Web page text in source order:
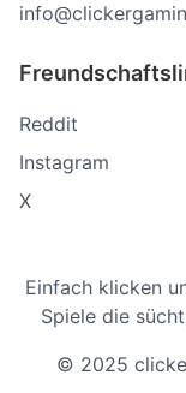
Reddit
Instagram
X
Einfach klicken
Spiele die
© 2025